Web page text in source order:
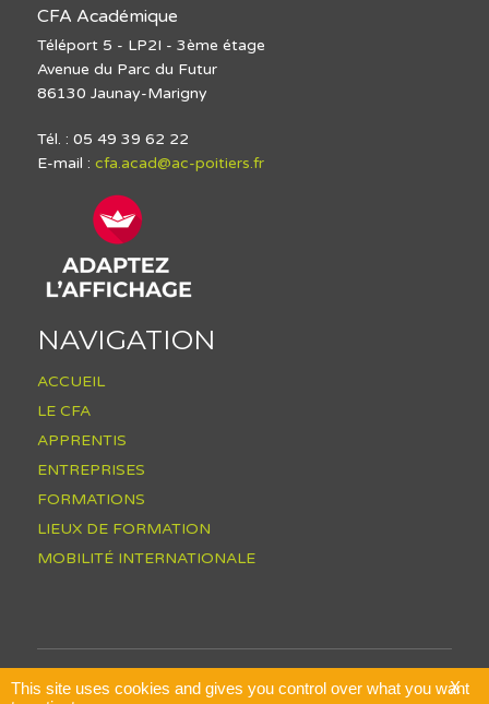
CFA Académique
Téléport 5 - LP2I - 3ème étage
Avenue du Parc du Futur
86130 Jaunay-Marigny
Tél. : 05 49 39 62 22
E-mail : cfa.acad@ac-poitiers.fr
NAVIGATION
ACCUEIL
LE CFA
APPRENTIS
ENTREPRISES
FORMATIONS
LIEUX DE FORMATION
MOBILITÉ INTERNATIONALE
Plan du site
Mentions légales
Conditions Générales de Vente
X
This site uses cookies and gives you control over what you want